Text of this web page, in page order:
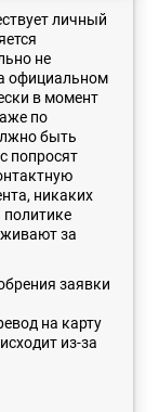
личный
не
официальном
в момент
по
быть
попросят
никаких
политике
за
заявки
на карту
из-за